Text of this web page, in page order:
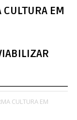
CULTURA EM
CULTURA EM